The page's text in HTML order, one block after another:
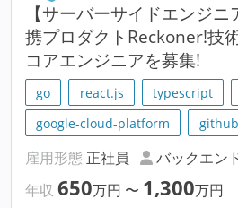
【サーバーサイドエンジ
携プロダクトReckoner!技
コアエンジニアを募集!
go react.js typescript
google-cloud-platform
github
雇用形態 正社員 バックエン
年収 650万円 〜 1,300万円